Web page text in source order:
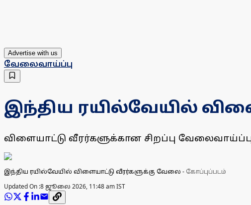
Advertise with us
வேலைவாய்ப்பு
இந்திய ரயில்வேயில்
விளையாட்டு வீரர்களுக்கான சிறப்பு வேலைவாய்ப்பு
இந்திய ரயில்வேயில் விளையாட்டு வீரர்களுக்கு வேலை - கோப்புப்படம்
Updated On :8 ஜூலை 2026, 11:48 am IST